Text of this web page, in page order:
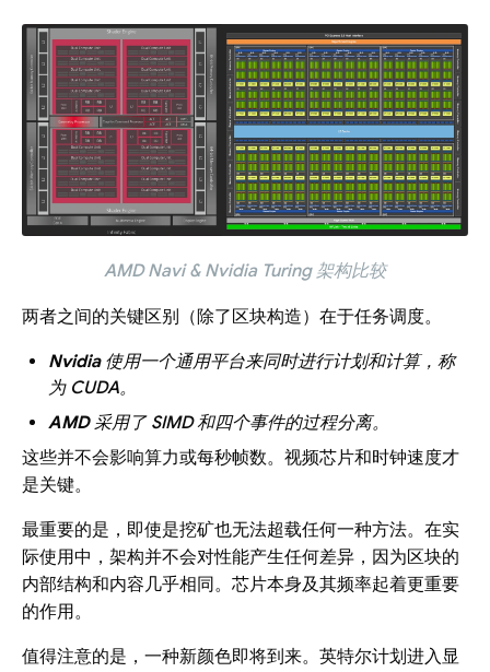
AMD Navi & Nvidia Turing 架构比较
两者之间的关键区别（除了区块构造）在于任务调度。
Nvidia使用一个通用平台来同时进行计划和计算，称
为 CUDA。
AMD采用了 SIMD 和四个事件的过程分离。
这些并不会影响算力或每秒帧数。视频芯片和时钟速度才
是关键。
最重要的是，即使是挖矿也无法超载任何一种方法。在实
际使用中，架构并不会对性能产生任何差异，因为区块的
内部结构和内容几乎相同。芯片本身及其频率起着更重要
的作用。
值得注意的是，一种新颜色即将到来。英特尔计划进入显